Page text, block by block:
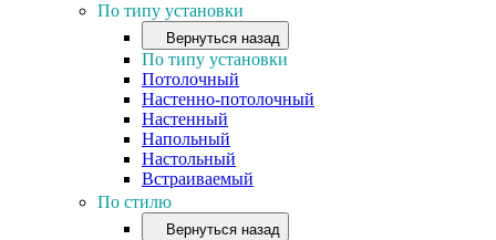
По типу установки
Вернуться назад
По типу установки
Потолочный
Настенно-потолочный
Настенный
Напольный
Настольный
Встраиваемый
По стилю
Вернуться назад